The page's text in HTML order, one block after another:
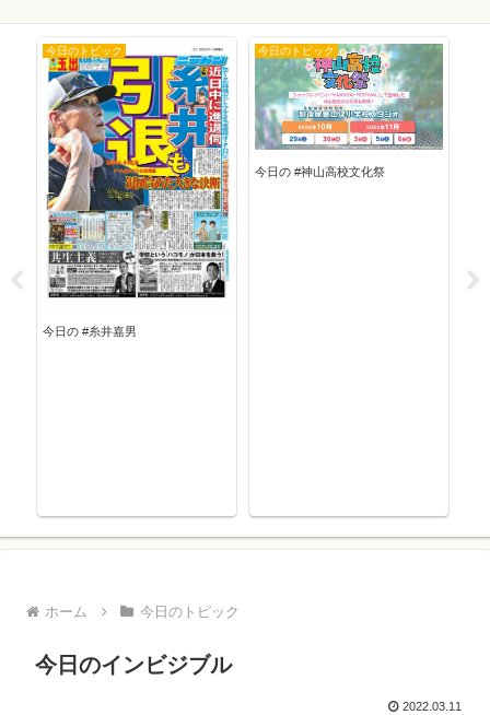
今日のトピック
今日の #糸井嘉男
今日のトピック
今日の #神山高校文化祭
ホーム 今日のトピック
今日のインビジブル
2022.03.11